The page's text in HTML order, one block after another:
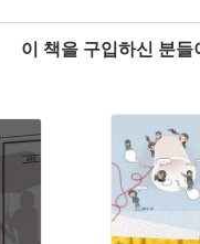
이 책을 구입하신 분